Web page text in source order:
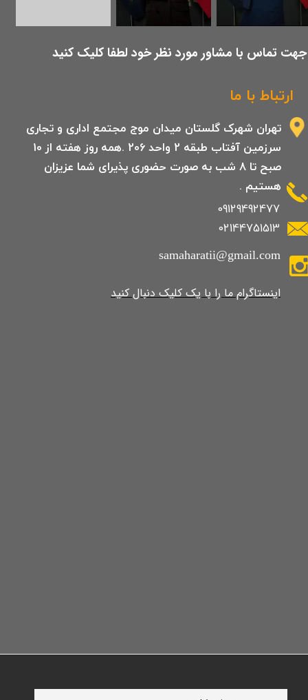
ارتباط با ما
09129492477
02144751513
تهران شهرک گلستان میدان موج مجتمع اداری و تجاری
سرزمین آفتاب طبقه 2 واحد 206 .همه روز هفته از 10
صبح تا 8 شب به صورت حضوری پذیرای شما عزیزان
هستیم .
samaharatii@gmail.com
​​​​​​​​​اینستاگرام ما را با یک کلیک دنبال کنید
​جهت تماس با مشاور مورد نظر خود لطفا کلیک کنید